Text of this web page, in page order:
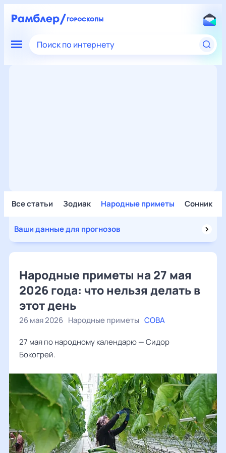
Поиск по интернету
Все статьи Зодиак Народные приметы Сонник
Ваши данные для прогнозов
Народные приметы на 27 мая
2026 года: что нельзя делать в
этот день
26 мая 2026 Народные приметы СОВА
27 мая по народному календарю — Сидор
Бокогрей.